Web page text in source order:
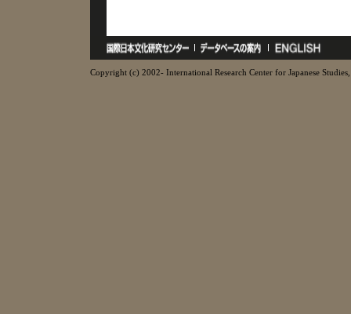
Copyright (c) 2002- International Research Center for Japanese